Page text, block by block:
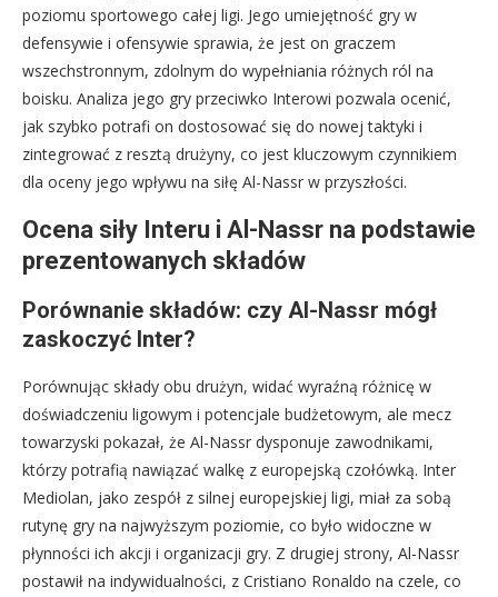
poziomu sportowego całej ligi. Jego umiejętność gry w
defensywie i ofensywie sprawia, że jest on graczem
wszechstronnym, zdolnym do wypełniania różnych ról na
boisku. Analiza jego gry przeciwko Interowi pozwala ocenić,
jak szybko potrafi on dostosować się do nowej taktyki i
zintegrować z resztą drużyny, co jest kluczowym czynnikiem
dla oceny jego wpływu na siłę Al-Nassr w przyszłości.
Ocena siły Interu i Al-Nassr na podstawie
prezentowanych składów
Porównanie składów: czy Al-Nassr mógł
zaskoczyć Inter?
Porównując składy obu drużyn, widać wyraźną różnicę w
doświadczeniu ligowym i potencjale budżetowym, ale mecz
towarzyski pokazał, że Al-Nassr dysponuje zawodnikami,
którzy potrafią nawiązać walkę z europejską czołówką. Inter
Mediolan, jako zespół z silnej europejskiej ligi, miał za sobą
rutynę gry na najwyższym poziomie, co było widoczne w
płynności ich akcji i organizacji gry. Z drugiej strony, Al-Nassr
postawił na indywidualności, z Cristiano Ronaldo na czele, co